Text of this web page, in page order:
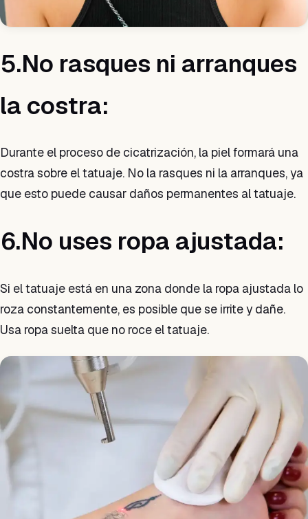
5.No rasques ni arranques
la costra:
Durante el proceso de cicatrización, la piel formará una
costra sobre el tatuaje. No la rasques ni la arranques, ya
que esto puede causar daños permanentes al tatuaje.
6.No uses ropa ajustada:
Si el tatuaje está en una zona donde la ropa ajustada lo
roza constantemente, es posible que se irrite y dañe.
Usa ropa suelta que no roce el tatuaje.